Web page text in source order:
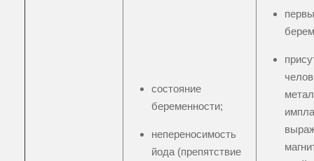
состояние
беременности;
непереносимость
йода (препятствие